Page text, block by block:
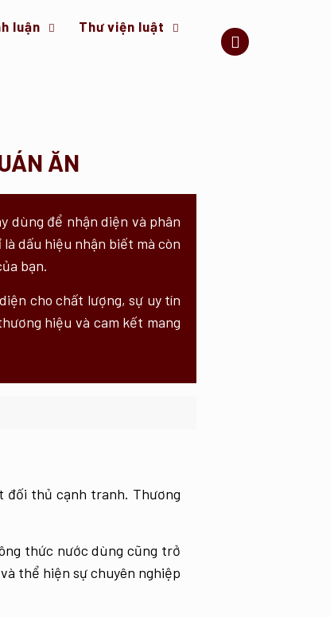
luận
Thư viện luật
ĂN
dùng để nhận diện và phân
dấu hiệu nhận biết mà còn
bạn.
cho chất lượng, sự uy tín
hiệu và cam kết mang
đối thủ cạnh tranh. Thương
thức nước dùng cũng trở
thể hiện sự chuyên nghiệp